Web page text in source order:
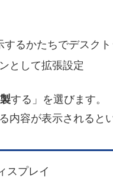
するかたちでデスク
として拡張設定
する」を選びます。
内容が表示されると
スプレイ